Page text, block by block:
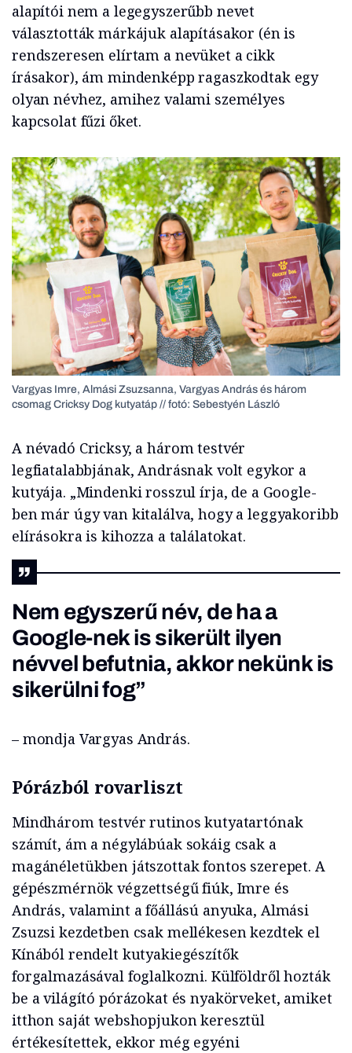
alapítói nem a legegyszerűbb nevet
választották márkájuk alapításakor (én is
rendszeresen elírtam a nevüket a cikk
írásakor), ám mindenképp ragaszkodtak egy
olyan névhez, amihez valami személyes
kapcsolat fűzi őket.
Vargyas Imre, Almási Zsuzsanna, Vargyas András és három
csomag Cricksy Dog kutyatáp // fotó: Sebestyén László
A névadó Cricksy, a három testvér
legfiatalabbjának, Andrásnak volt egykor a
kutyája. „Mindenki rosszul írja, de a Google-
ben már úgy van kitalálva, hogy a leggyakoribb
elírásokra is kihozza a találatokat.
Nem egyszerű név, de ha a
Google-nek is sikerült ilyen
névvel befutnia, akkor nekünk is
sikerülni fog”
– mondja Vargyas András.
Pórázból rovarliszt
Mindhárom testvér rutinos kutyatartónak
számít, ám a négylábúak sokáig csak a
magánéletükben játszottak fontos szerepet. A
gépészmérnök végzettségű fiúk, Imre és
András, valamint a főállású anyuka, Almási
Zsuzsi kezdetben csak mellékesen kezdtek el
Kínából rendelt kutyakiegészítők
forgalmazásával foglalkozni. Külföldről hozták
be a világító pórázokat és nyakörveket, amiket
itthon saját webshopjukon keresztül
értékesítettek, ekkor még egyéni